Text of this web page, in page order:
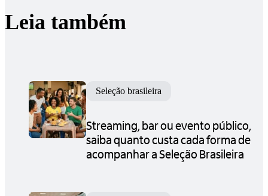
Leia também
Seleção brasileira
Streaming, bar ou evento público,
saiba quanto custa cada forma de
acompanhar a Seleção Brasileira